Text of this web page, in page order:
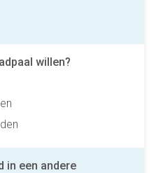
willen?
in een andere